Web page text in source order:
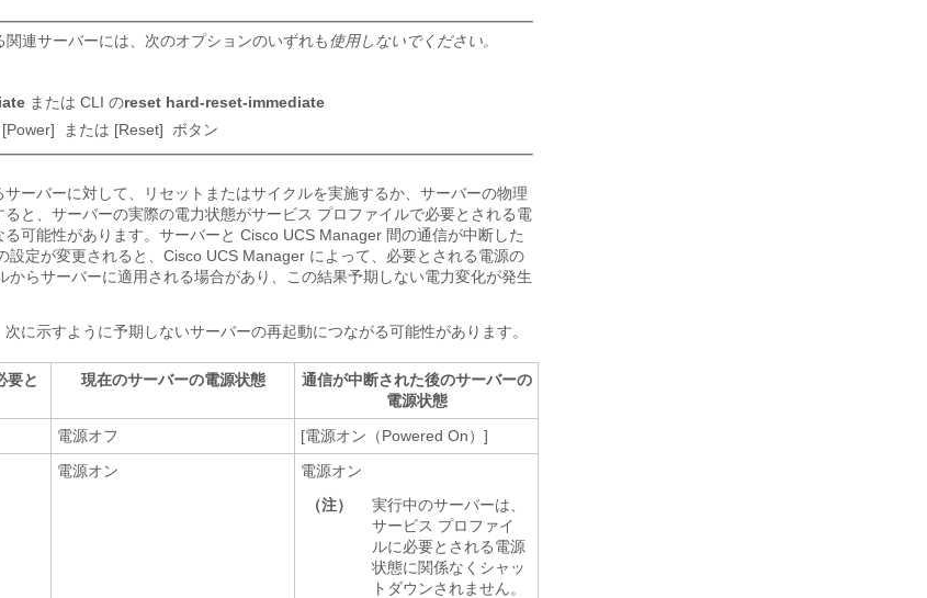
連サーバーには、次のオプションのいずれも使用しないでください。
または CLI のreset hard-reset-immediate
または [Reset] ボタン
ーバーに対して、リセットまたはサイクルを実施するか、サーバーの物理
と、サーバーの実際の電力状態がサービス プロファイルで必要とされる電
可能性があります。サーバーと Cisco UCS Manager 間の通信が中断した
設定が変更されると、 Cisco UCS Manager によって、必要とされる電源の
からサーバーに適用される場合があり、この結果予期しない電力変化が発生
に示すように予期しないサーバーの再起動につながる可能性があります。
要と
現在のサーバーの電源状態
通信が中断された後のサーバーの
電源状態
電源オフ
[電源オン（Powered On）]
電源オン
電源オン
（注）
実行中のサーバーは、
サービス プロファイ
ルに必要とされる電源
状態に関係なくシャッ
トダウンされません。